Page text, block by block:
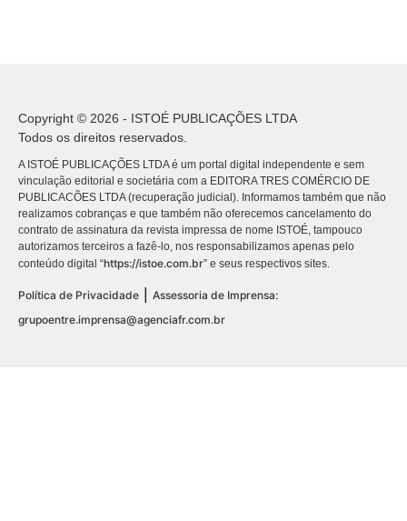
Copyright © 2026 - ISTOÉ PUBLICAÇÕES LTDA
Todos os direitos reservados.
A ISTOÉ PUBLICAÇÕES LTDA é um portal digital independente e sem
vinculação editorial e societária com a EDITORA TRES COMÉRCIO DE
PUBLICACÕES LTDA (recuperação judicial). Informamos também que não
realizamos cobranças e que também não oferecemos cancelamento do
contrato de assinatura da revista impressa de nome ISTOÉ, tampouco
autorizamos terceiros a fazê-lo, nos responsabilizamos apenas pelo
conteúdo digital “https://istoe.com.br” e seus respectivos sites.
Política de Privacidade
Assessoria de Imprensa:
grupoentre.imprensa@agenciafr.com.br